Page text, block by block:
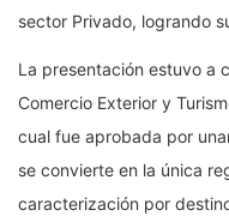
sector Privado, logrando
La presentación estuvo a
Comercio Exterior y
cual fue aprobada por
se convierte en la única
caracterización por